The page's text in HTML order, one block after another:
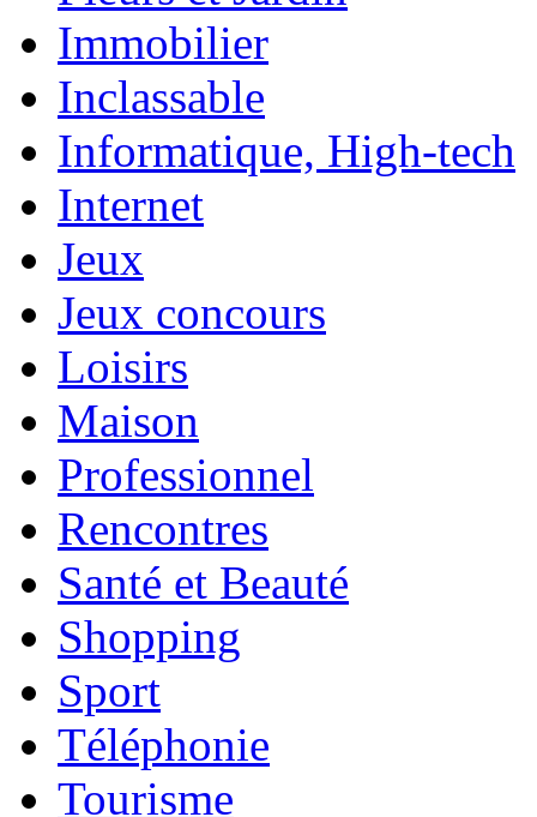
Immobilier
Inclassable
Informatique, High-tech
Internet
Jeux
Jeux concours
Loisirs
Maison
Professionnel
Rencontres
Santé et Beauté
Shopping
Sport
Téléphonie
Tourisme